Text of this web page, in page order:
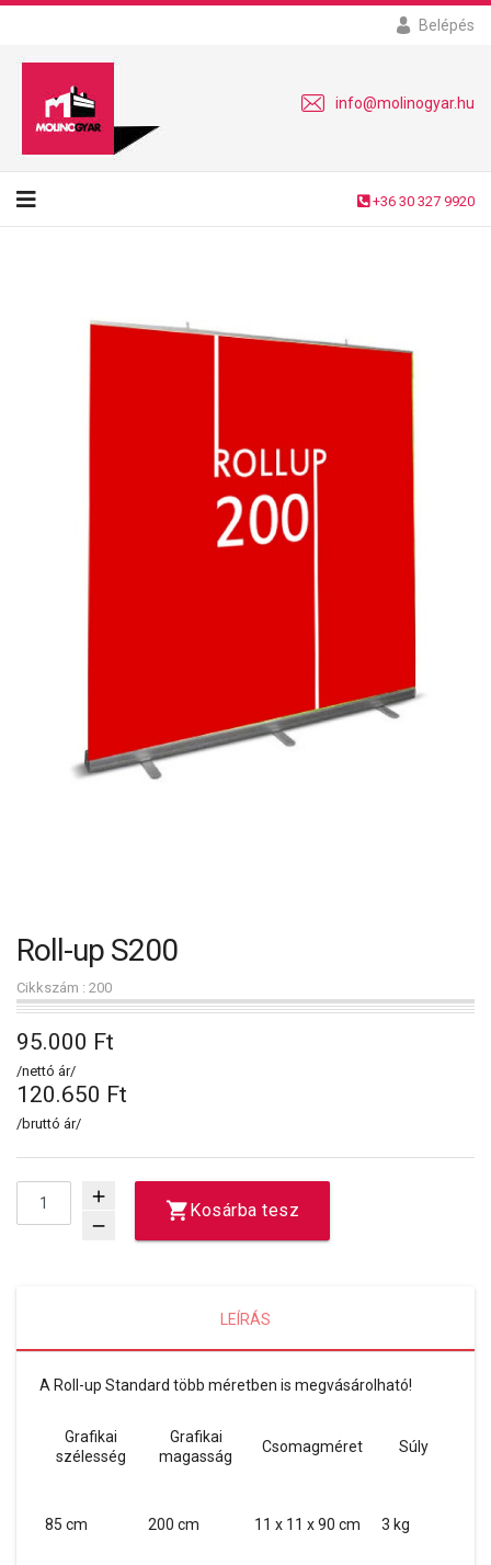
Belépés
info@molinogyar.hu
+36 30 327 9920
Roll-up S200
Cikkszám : 200
95.000 Ft
/nettó ár/
120.650 Ft
/bruttó ár/
add
remove
Kosárba tesz
LEÍRÁS
A Roll-up Standard több méretben is megvásárolható!
Grafikai
szélesség
Grafikai
magasság
Csomagméret Súly
85 cm 200 cm 11 x 11 x 90 cm 3 kg